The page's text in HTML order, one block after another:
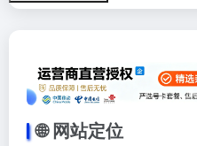
🌐 ‌网站定位